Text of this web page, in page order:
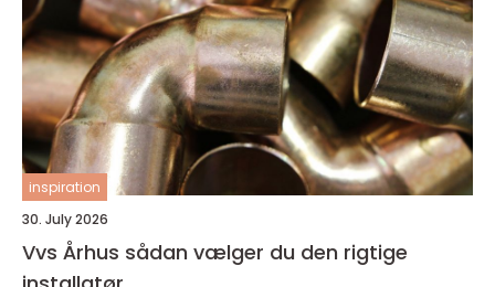
inspiration
30. July 2026
Vvs Århus sådan vælger du den rigtige